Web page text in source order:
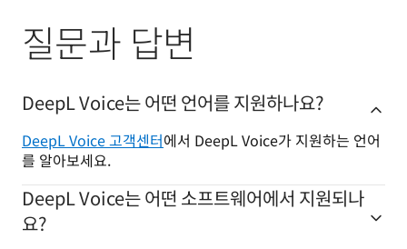
질문과 답변
DeepL Voice는 어떤 언어를 지원하나요?
DeepL Voice 고객센터에서 DeepL Voice가 지원하는 언어
를 알아보세요.
DeepL Voice는 어떤 소프트웨어에서 지원되나
요?